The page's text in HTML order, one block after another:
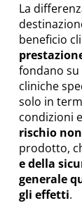
La
beneficio
fondano
cliniche
solo in
condizioni
rischio
prodotto,
e della
generale
gli effetti.